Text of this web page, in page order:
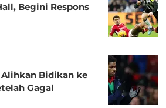
Begini Respons
Bidikan ke
Gagal